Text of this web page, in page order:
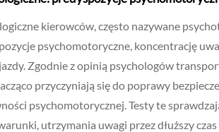
kierowców, często nazywane
psychomotoryczne, koncentrację
Zgodnie z opinią psychologów
przyczyniają się do poprawy
psychomotorycznej. Testy te
utrzymania uwagi przez dłuższy